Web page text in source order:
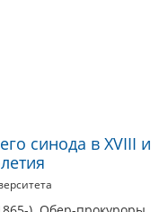
синода в XVIII и